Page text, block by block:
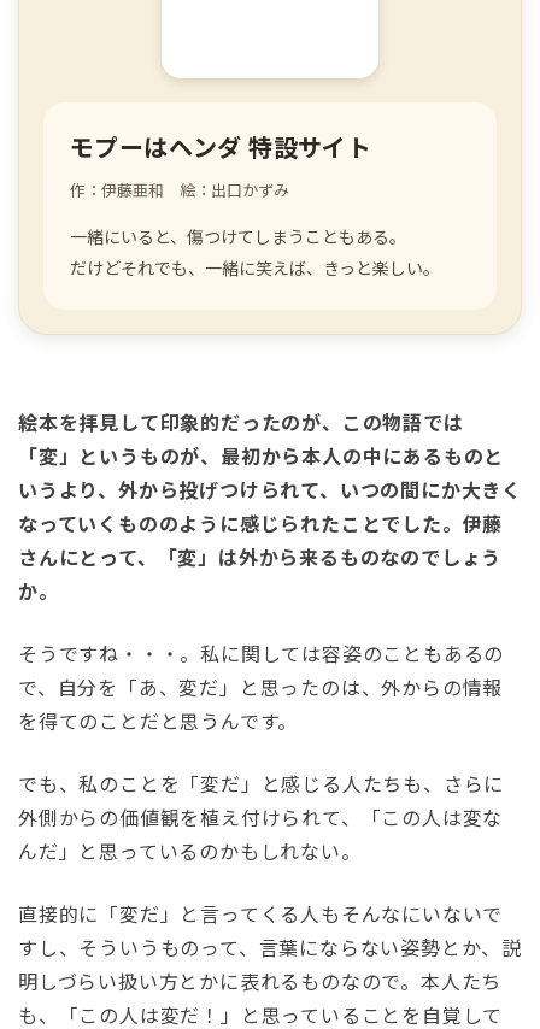
モプーはヘンダ 特設サイト
作：伊藤亜和 絵：出口かずみ
一緒にいると、傷つけてしまうこともある。
だけどそれでも、一緒に笑えば、きっと楽しい。
絵本を拝見して印象的だったのが、この物語では
「変」というものが、最初から本人の中にあるものと
いうより、外から投げつけられて、いつの間にか大きく
なっていくもののように感じられたことでした。伊藤
さんにとって、「変」は外から来るものなのでしょう
か。
そうですね・・・。私に関しては容姿のこともあるの
で、自分を「あ、変だ」と思ったのは、外からの情報
を得てのことだと思うんです。
でも、私のことを「変だ」と感じる人たちも、さらに
外側からの価値観を植え付けられて、「この人は変な
んだ」と思っているのかもしれない。
直接的に「変だ」と言ってくる人もそんなにいないで
すし、そういうものって、言葉にならない姿勢とか、説
明しづらい扱い方とかに表れるものなので。本人たち
も、「この人は変だ！」と思っていることを自覚して